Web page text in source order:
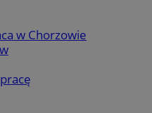
w Chorzowie